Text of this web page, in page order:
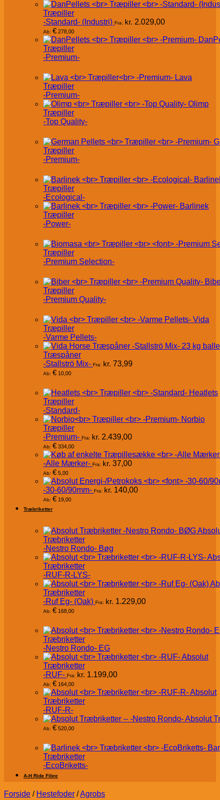
Træpiller
-Standard- (Industri) Fra: kr. 2.029,00
Ab: € 278,00
Træpiller
-Premium-
Lava
Træpiller
-Premium-
Olimp
Træpiller
-Top Quality-
Træpiller
-Premium-
Træpiller
-Ecological-
Barlinek
Træpiller
-Power-
Træpiller
-Premium Selection-
Træpiller
-Premium Quality-
Vida
Træpiller
-Varme Pellets-
Træspåner
-Stallströ Mix- Fra: kr. 73,99
Ab: € 10,00
Heatlets
Træpiller
-Standard-
Norbio
Træpiller
-Premium- Fra: kr. 2.439,00
Ab: € 334,00
-Alle Mærker- Fra: kr. 37,00
Ab: € 5,00
-30-60/90mm- Fra: kr. 140,00
Ab: € 19,00
Træbriketter
Træbriketter
-Nestro Rondo- Bøg
Træbriketter
-RUF-R-LYS-
Træbriketter
-Ruf Eg- (Oak) Fra: kr. 1.229,00
Ab: € 168,00
Træbriketter
-Nestro Rondo- EG
Absolut
Træbriketter
-RUF- Fra: kr. 1.199,00
Ab: € 164,00
Absolut
Træbriketter
-RUF-R-
Absolut
Ab: € 520,00
Træbriketter
-EcoBriketts-
A-H Ride Fibre
Forside / Hestefoder /Agrobs